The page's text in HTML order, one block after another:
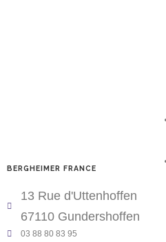
BERGHEIMER FRANCE
13 Rue d'Uttenhoffen
67110 Gundershoffen
03 88 80 83 95